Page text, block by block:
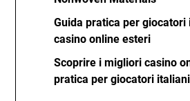
Guida pratica per
casino online esteri
Scoprire i migliori casino
pratica per giocatori italiani